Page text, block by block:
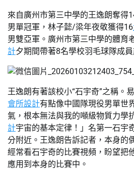
來自廣州市第三中學的王逸朗奪得
男單冠軍，林子懿/梁年夜敬獲得16
男雙亞軍。廣州市第三中學的體育
計夕期間帶著8名學校羽毛球隊成員
王逸朗有著該校小“石宇奇”之稱。
會所設計有點像中國隊現役男單世
氣，根本無法與我的噸級物質力學
計宇宙的基本定律！」名第一石宇
分附近。王逸朗告訴記者，本身的
經常看石宇奇的比賽視頻，盼望把
應用到本身的比賽中。